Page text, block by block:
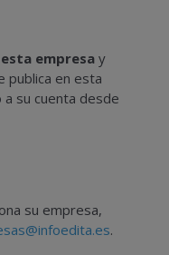
empresa y
publica en esta
a su cuenta desde
su empresa,
.